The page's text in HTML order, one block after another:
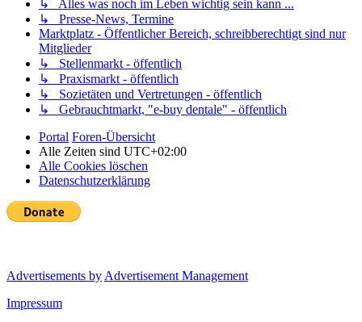
↳ Alles was noch im Leben wichtig sein kann ...
↳ Presse-News, Termine
Marktplatz - Öffentlicher Bereich, schreibberechtigt sind nur
Mitglieder
↳ Stellenmarkt - öffentlich
↳ Praxismarkt - öffentlich
↳ Sozietäten und Vertretungen - öffentlich
↳ Gebrauchtmarkt, "e-buy dentale" - öffentlich
Portal Foren-Übersicht
Alle Zeiten sind UTC+02:00
Alle Cookies löschen
Datenschutzerklärung
Advertisements by Advertisement Management
Impressum